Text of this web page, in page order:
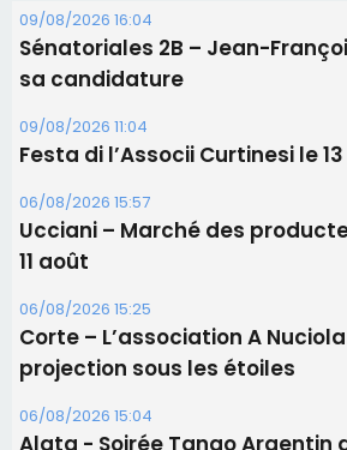
Les brèves
09/08/2026 16:04
Sénatoriales 2B – Jean-
sa candidature
09/08/2026 11:04
Festa di l’Associi Curtinesi le